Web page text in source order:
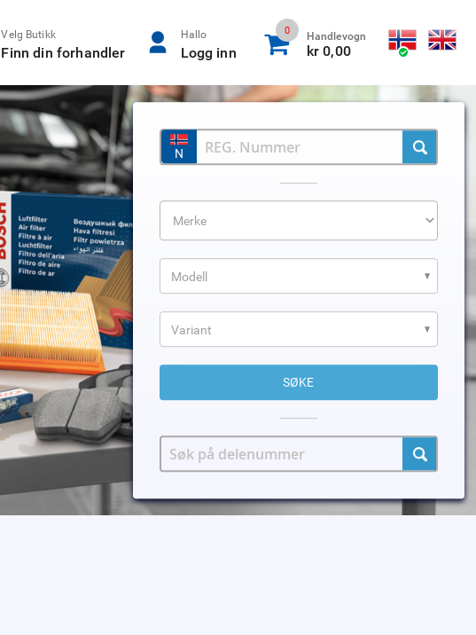
Velg Butikk
Finn din forhandler
Hallo
Logg inn
0 Handlevogn
kr 0,00
N
Modell
Variant